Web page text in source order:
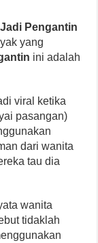
Pengantin
yang
ini adalah
viral ketika
pasangan)
dari wanita
tau dia
wanita
tidaklah